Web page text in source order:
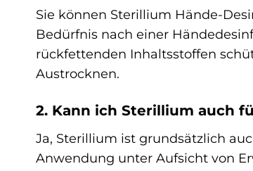
Sie können Sterillium Hände-
Bedürfnis nach einer
rückfettenden Inhaltsstoffen
Austrocknen.
2. Kann ich Sterillium auch
Ja, Sterillium ist grundsätzlich
Anwendung unter Aufsicht von